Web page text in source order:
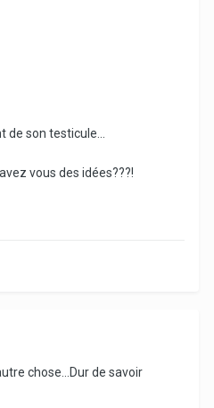
son testicule...
vous des idées???!
chose...Dur de savoir